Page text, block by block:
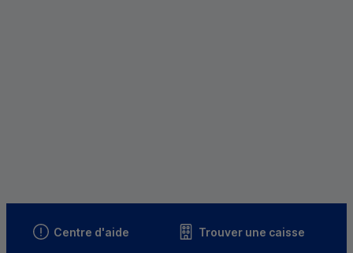
Centre d'aide Trouver une caisse